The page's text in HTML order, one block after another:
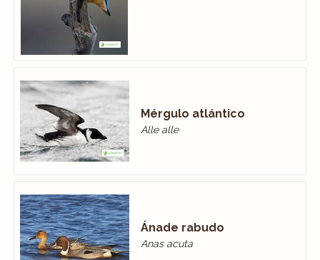
Mérgulo atlántico
Alle alle
Ánade rabudo
Anas acuta